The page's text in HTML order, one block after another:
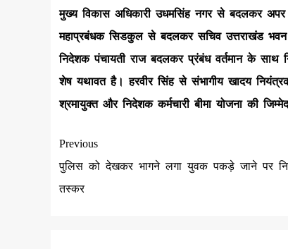
मुख्य विकास अधिकारी उधमसिंह नगर से बदलकर
महाप्रबंधक सिडकुल से बदलकर सचिव उत्तराखंड भवन व
निदेशक पंचायती राज बदलकर प्रंबंध वर्तमान के साथ
शेष यथावत है। हरवीर सिंह से संभागीय खादय
श्रमायुक्त और निदेशक कर्मचारी बीमा योजना की
Previous
पुलिस को देखकर भागने लगा युवक पकड़े जाने पर
तस्कर